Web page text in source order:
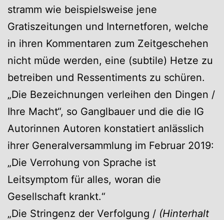
stramm wie beispielsweise jene
Gratiszeitungen und Internetforen, welche
in ihren Kommentaren zum Zeitgeschehen
nicht müde werden, eine (subtile) Hetze zu
betreiben und Ressentiments zu schüren.
„Die Bezeichnungen verleihen den Dingen /
Ihre Macht“, so Ganglbauer und die die IG
Autorinnen Autoren konstatiert anlässlich
ihrer Generalversammlung im Februar 2019:
„Die Verrohung von Sprache ist
Leitsymptom für alles, woran die
Gesellschaft krankt.“
„Die Stringenz der Verfolgung / (Hinterhalt